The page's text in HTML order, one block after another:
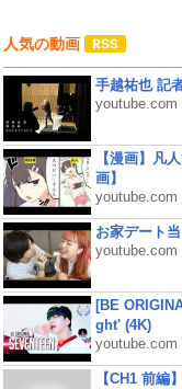
人気の動画
手越祐也 記
youtube.com
【漫画】凡
画】
youtube.com
お家デート
youtube.com
[BE
ght' (4K)
youtube.com
【CH1 前編